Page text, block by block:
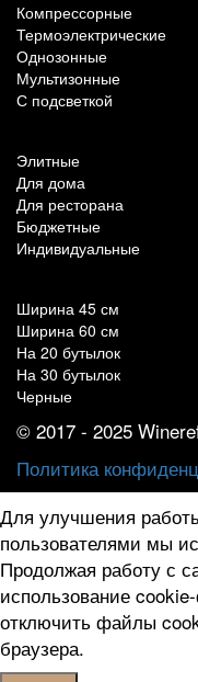
Компрессорные
Термоэлектрические
Однозонные
Мультизонные
С подсветкой
Элитные
Для дома
Для ресторана
Бюджетные
Индивидуальные
Ширина 45 см
Ширина 60 см
На 20 бутылок
На 30 бутылок
Черные
© 2017 - 2025
Политика
Для улучшения
пользователями мы
Продолжая работу с
использование
отключить файлы
браузера.